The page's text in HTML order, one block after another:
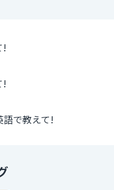
!
!
語で教えて!